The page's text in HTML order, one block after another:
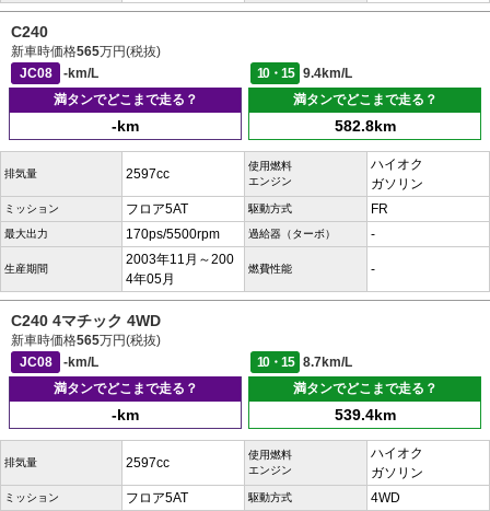
C240
新車時価格565万円(税抜)
JC08
-km/L 10・15
9.4km/L
満タンでどこまで走る？
-km
満タンでどこまで走る？
582.8km
排気量 2597cc
使用燃料
エンジン
ハイオク
ガソリン
ミッション フロア5AT 駆動方式 FR
最大出力 170ps/5500rpm 過給器（ターボ） -
生産期間
2003年11月～200
4年05月
燃費性能 -
C240 4マチック 4WD
新車時価格565万円(税抜)
JC08
-km/L 10・15
8.7km/L
満タンでどこまで走る？
-km
満タンでどこまで走る？
539.4km
排気量 2597cc
使用燃料
エンジン
ハイオク
ガソリン
ミッション フロア5AT 駆動方式 4WD